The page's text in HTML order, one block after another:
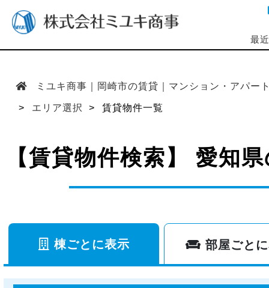
最
ミユキ商事｜岡崎市の賃貸｜マンション・アパー
エリア選択 賃貸物件一覧
【賃貸物件検索】 愛知
棟ごとに表示 部屋ごと